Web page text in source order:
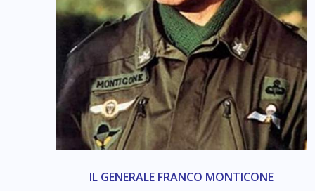
IL GENERALE FRANCO MONTICONE